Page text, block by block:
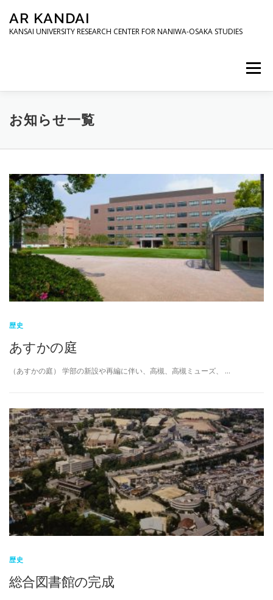
キ
AR KANDAI
KANSAI UNIVERSITY RESEARCH CENTER FOR NANIWA-OSAKA STUDIES
メニュー
HOME お知らせ一覧
お知らせ一覧
お
知
ら
せ
一
覧
歴史
あすかの庭
（あすかの庭） 学部の新設や再編に伴い、高槻、高槻ミューズ、 …
歴史
総合図書館の完成